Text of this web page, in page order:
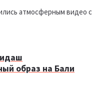
атмосферным видео с
образ на Бали